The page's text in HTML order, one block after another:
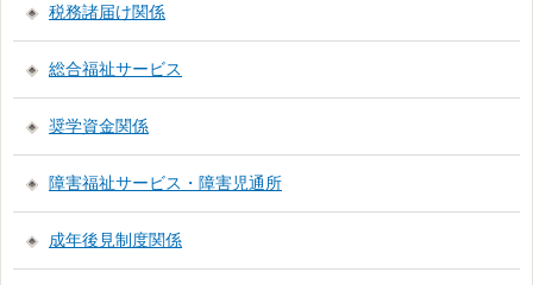
税務諸届け関係
総合福祉サービス
奨学資金関係
障害福祉サービス・障害児通所
成年後見制度関係